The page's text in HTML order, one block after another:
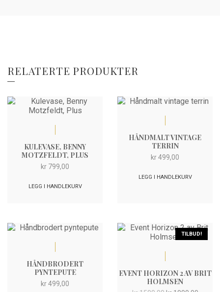
RELATERTE PRODUKTER
KULEVASE, BENNY
MOTZFELDT, PLUS
kr 799,00
LEGG I HANDLEKURV
HÅNDMALT VINTAGE
TERRIN
kr499,00
LEGG I HANDLEKURV
HÅNDBRODERT
PYNTEPUTE
kr499,00
TILBUD!
EVENT HORIZON 2 AV BRIT
HOLMSEN